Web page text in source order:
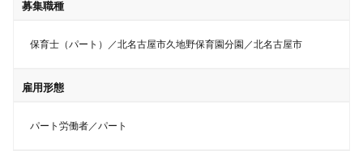
募集職種
保育士（パート）／北名古屋市久地野保育園分園／北名古屋市
雇用形態
パート労働者／パート